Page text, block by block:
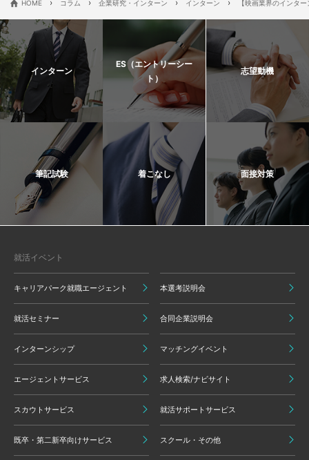
HOME › コラム › 企業研究・インターン › インターン › 【映画業界のインタ
インターン
ES（エントリーシー
ト）
志望動機
筆記試験 着こなし 面接対策
就活イベント
キャリアパーク就職エージェント 本選考説明会
就活セミナー 合同企業説明会
インターンシップ マッチングイベント
エージェントサービス 求人検索/ナビサイト
スカウトサービス 就活サポートサービス
既卒・第二新卒向けサービス スクール・その他